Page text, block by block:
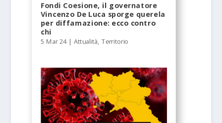
Fondi Coesione, il governatore
Vincenzo De Luca sporge querela
per diffamazione: ecco contro
chi
5 Mar 24|Attualità, Territorio